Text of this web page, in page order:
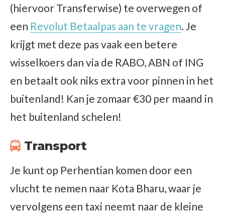
(hiervoor Transferwise) te overwegen of
een Revolut Betaalpas aan te vragen. Je
krijgt met deze pas vaak een betere
wisselkoers dan via de RABO, ABN of ING
en betaalt ook niks extra voor pinnen in het
buitenland! Kan je zomaar €30 per maand in
het buitenland schelen!
Transport
Je kunt op Perhentian komen door een
vlucht te nemen naar Kota Bharu, waar je
vervolgens een taxi neemt naar de kleine